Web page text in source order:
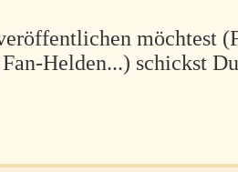
möchtest
Helden...) schickst